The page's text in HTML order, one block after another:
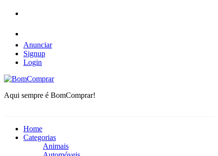
Anunciar
Signup
Login
BomComprar
Aqui sempre é BomComprar!
Home
Categorias
Animais